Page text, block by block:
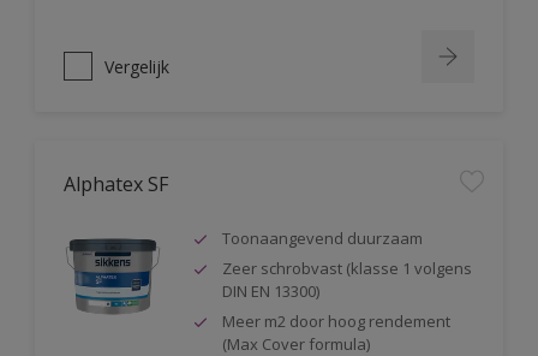
Vergelijk
Alphatex SF
Toonaangevend duurzaam
Zeer schrobvast (klasse 1 volgens
DIN EN 13300)
Meer m2 door hoog rendement
(Max Cover formula)